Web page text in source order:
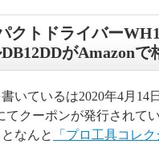
クトドライバー
DB12DDがAmazonで
いているは2020年4月14
てクーポンが発行されて
なんと
「プロ工具コレク